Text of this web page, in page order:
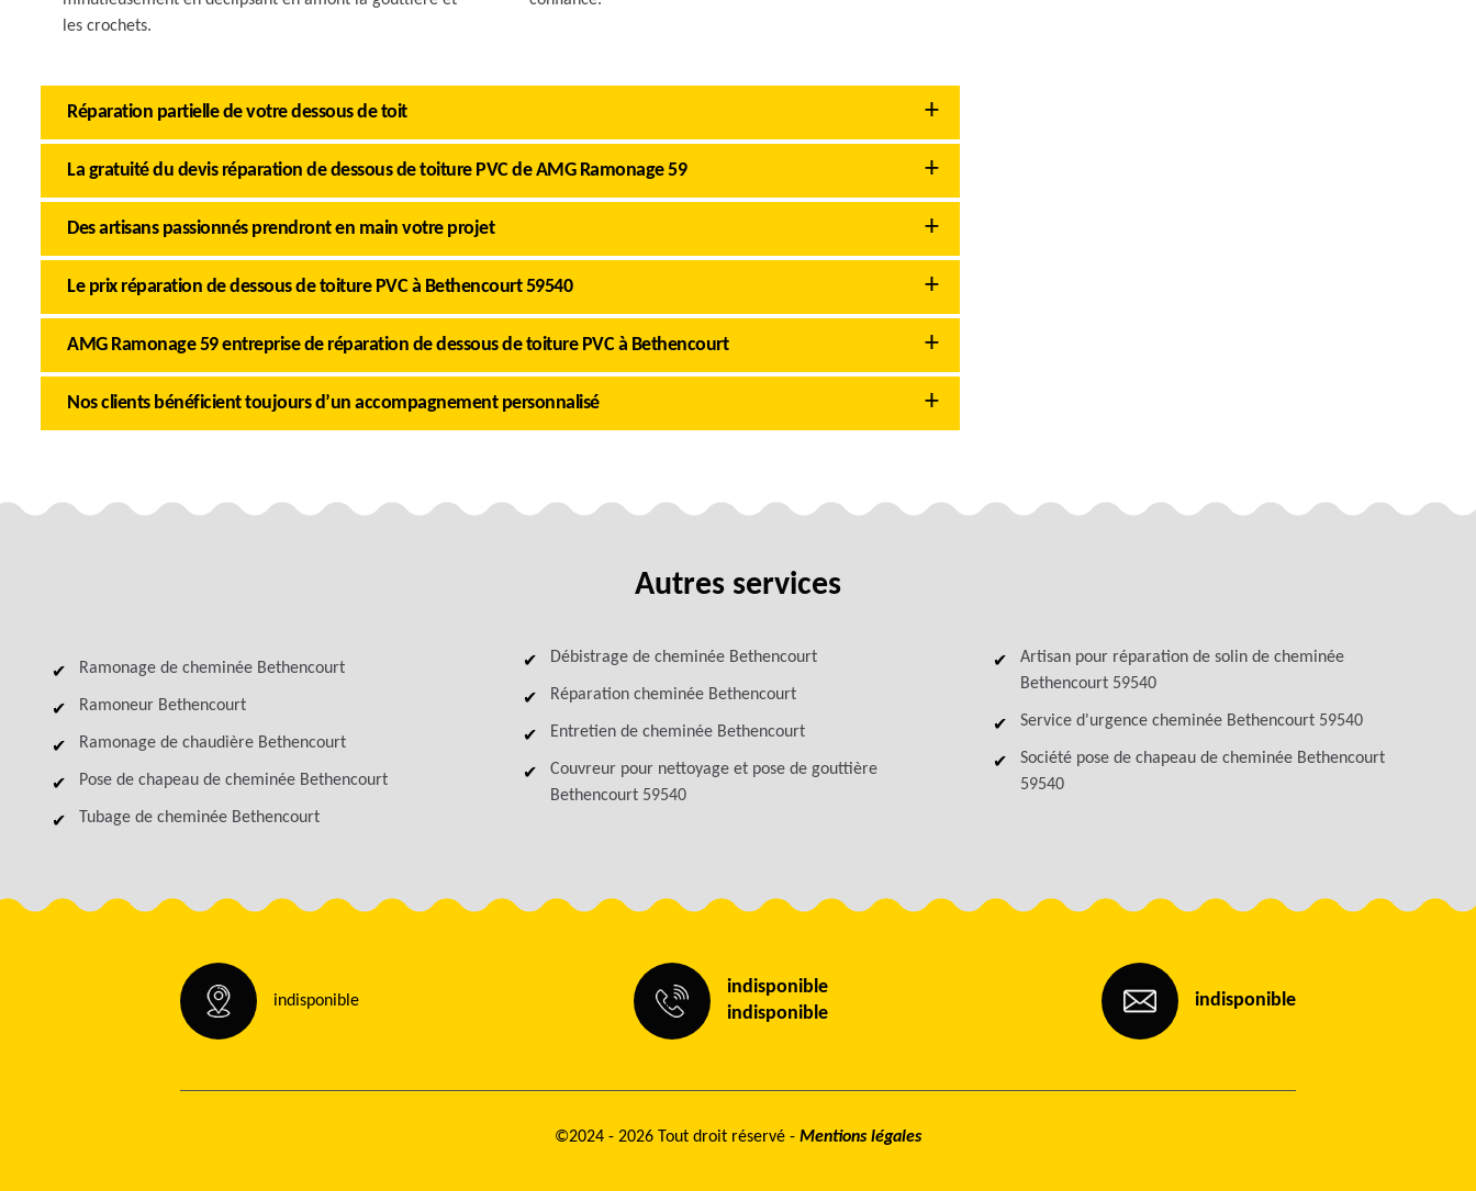
les crochets.
Réparation partielle de votre dessous de toit
La gratuité du devis réparation de dessous de toiture PVC de AMG Ramonage 59
Des artisans passionnés prendront en main votre projet
Le prix réparation de dessous de toiture PVC à Bethencourt 59540
AMG Ramonage 59 entreprise de réparation de dessous de toiture PVC à Bethencourt
Nos clients bénéficient toujours d’un accompagnement personnalisé
Autres services
Ramonage de cheminée Bethencourt
Ramoneur Bethencourt
Ramonage de chaudière Bethencourt
Pose de chapeau de cheminée Bethencourt
Tubage de cheminée Bethencourt
Débistrage de cheminée Bethencourt
Réparation cheminée Bethencourt
Entretien de cheminée Bethencourt
Couvreur pour nettoyage et pose de gouttière
Bethencourt 59540
Artisan pour réparation de solin de cheminée
Bethencourt 59540
Service d'urgence cheminée Bethencourt 59540
Société pose de chapeau de cheminée Bethencourt
59540
indisponible
indisponible
indisponible
indisponible
©2024 - 2026 Tout droit réservé - Mentions légales